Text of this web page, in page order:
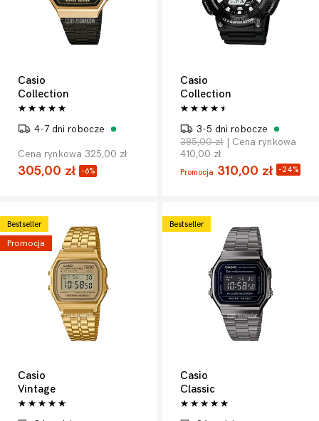
Casio
Collection
4-7 dni robocze
Cena rynkowa 325,00 zł
305,00 zł -6%
Casio
Collection
3-5 dni robocze
385,00 zł | Cena rynkowa
410,00 zł
Promocja 310,00 zł -24%
Bestseller
Promocja
Casio
Vintage
Bestseller
Casio
Classic